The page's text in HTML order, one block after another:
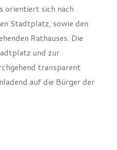
orientiert sich nach
Stadtplatz, sowie den
Rathauses. Die
und zur
transparent
auf die Bürger der